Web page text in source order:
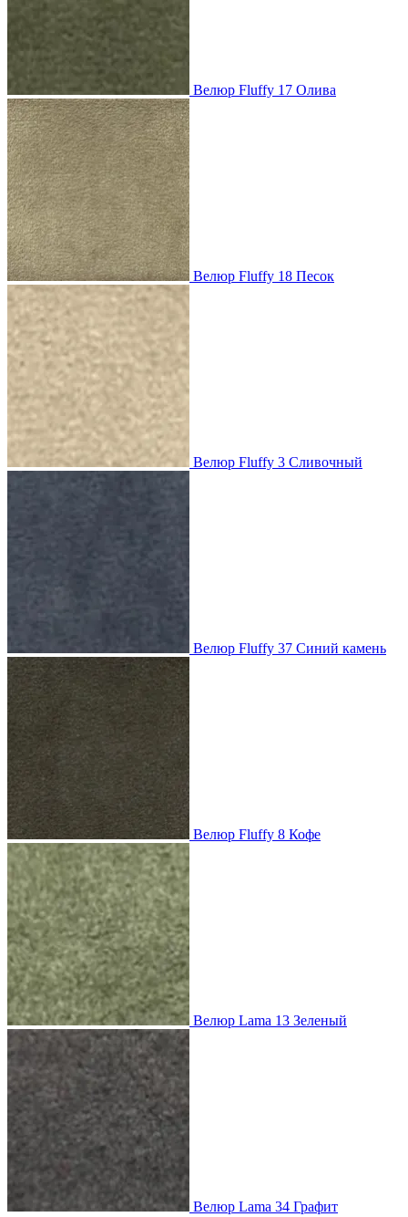
Велюр Fluffy 17 Олива
Велюр Fluffy 18 Песок
Велюр Fluffy 3 Сливочный
Велюр Fluffy 37 Синий камень
Велюр Fluffy 8 Кофе
Велюр Lama 13 Зеленый
Велюр Lama 34 Графит